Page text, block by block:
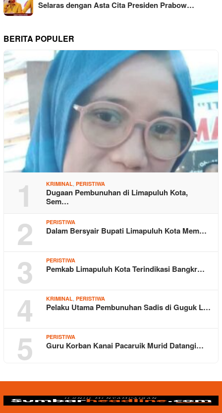
Selaras dengan Asta Cita Presiden Prabow…
BERITA POPULER
1 KRIMINAL PERISTIWA
Dugaan Pembunuhan di Limapuluh Kota,
Sem…
2 PERISTIWA
Dalam Bersyair Bupati Limapuluh Kota Mem…
3 PERISTIWA
Pemkab Limapuluh Kota Terindikasi Bangkr…
4 KRIMINAL PERISTIWA
Pelaku Utama Pembunuhan Sadis di Guguk L…
5 PERISTIWA
Guru Korban Kanai Pacaruik Murid Datangi…